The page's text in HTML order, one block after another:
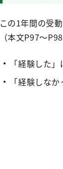
この1年間の受
（本文P97～P98
「経験した
「経験しな